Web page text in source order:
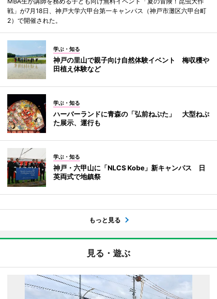
戦」が7月18日、神戸大学六甲台第一キャンパス（神戸市灘区六甲台町
2）で開催された。
学ぶ・知る
神戸の里山で親子向け自然体験イベント 梅収穫や
田植え体験など
学ぶ・知る
ハーバーランドに青森の「弘前ねぷた」 大型ねぷ
た展示、運行も
学ぶ・知る
神戸・六甲山に「NLCS Kobe」新キャンパス 日
英両式で地鎮祭
もっと見る
見る・遊ぶ